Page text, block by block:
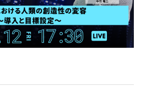
お問い合わせ